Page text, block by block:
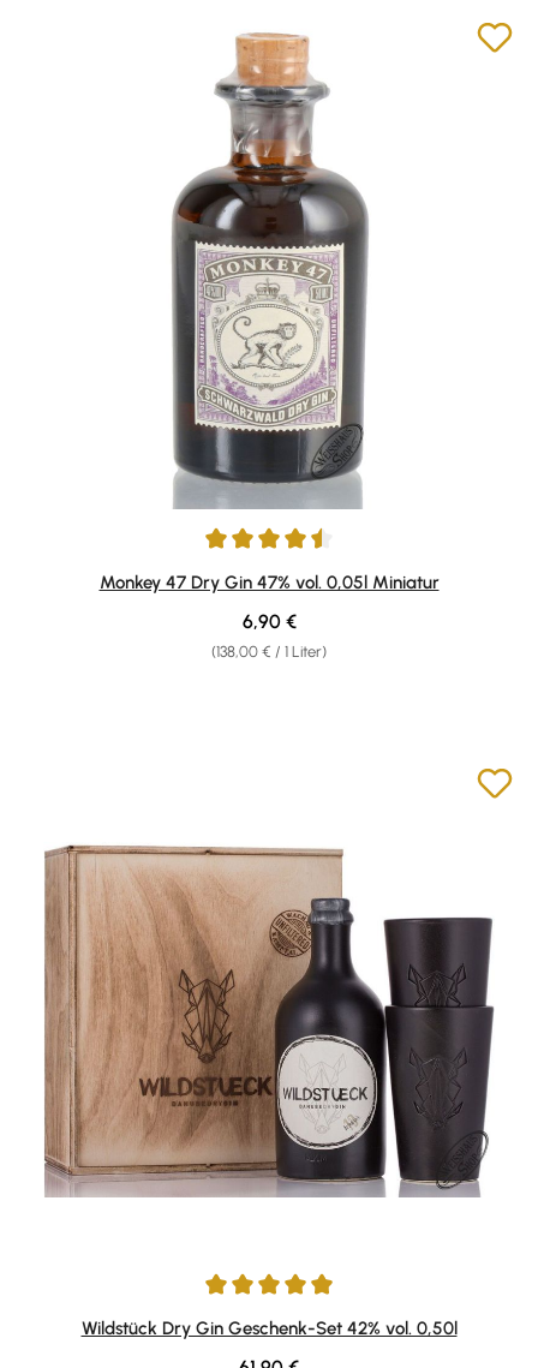
Durchschnittliche Bewertung von 4.61 von 5 Sternen
Monkey 47 Dry Gin 47% vol. 0,05l Miniatur
(138,00 € / 1 Liter)
Regulärer Preis:
6,90 €
Durchschnittliche Bewertung von 4.96 von 5 Sternen
Wildstück Dry Gin Geschenk-Set 42% vol. 0,50l